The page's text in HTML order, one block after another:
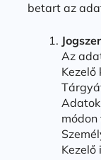
betart az
Az
Kezelő
Kezelő